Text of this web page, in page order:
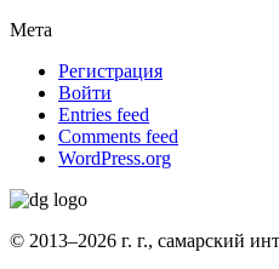
Мета
Регистрация
Войти
Entries feed
Comments feed
WordPress.org
© 2013–2026 г. г., самарский